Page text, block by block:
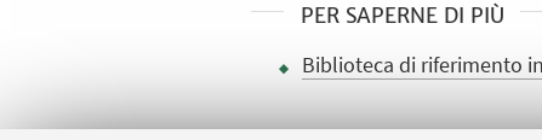
PER SAPERNE DI PIÙ
Biblioteca di riferimento